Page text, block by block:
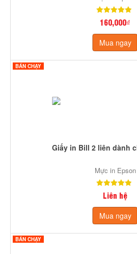
160,000₫
Mua ngay
BÁN CHẠY
Giấy in Bill 2 liên dành
Mực in Epson
Liên hệ
Mua ngay
BÁN CHẠY